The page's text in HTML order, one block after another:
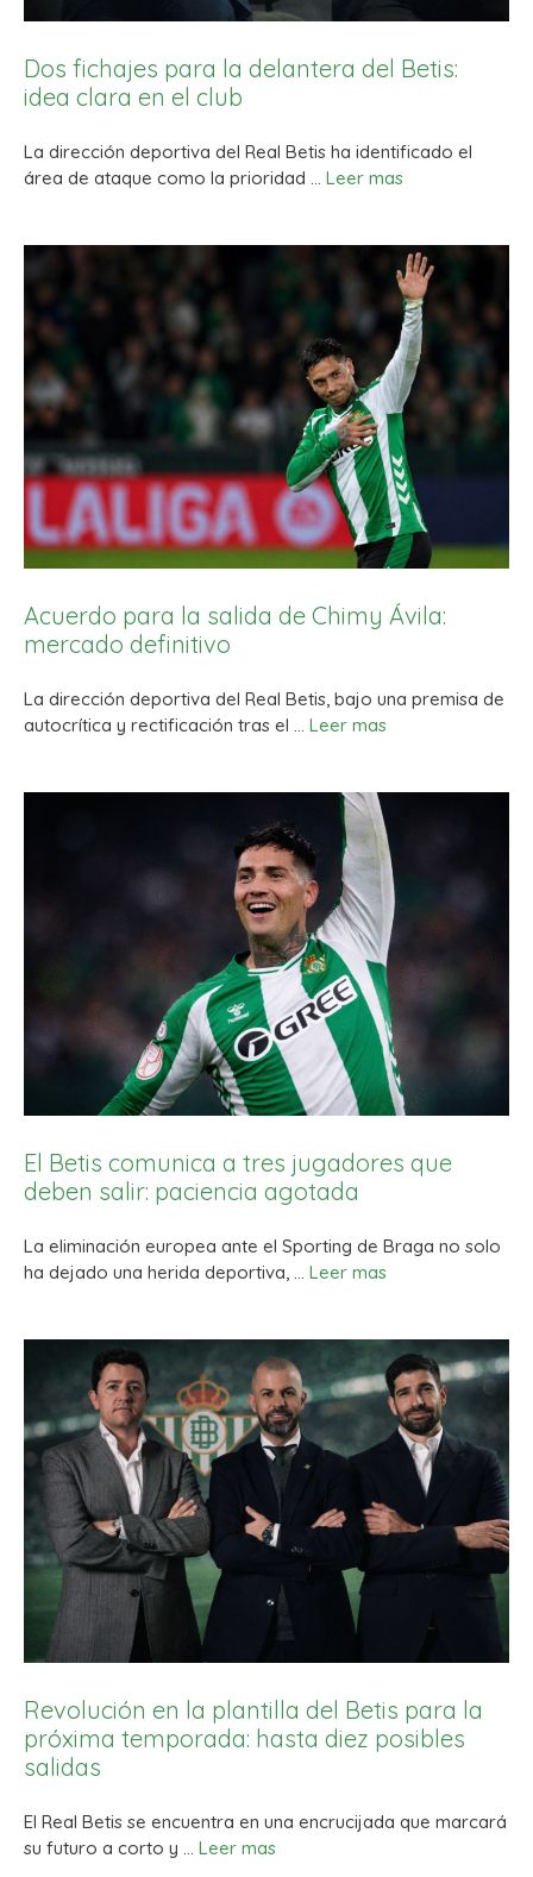
Dos fichajes para la delantera del Betis:
idea clara en el club
La dirección deportiva del Real Betis ha identificado el
área de ataque como la prioridad … Leer mas
Acuerdo para la salida de Chimy Ávila:
mercado definitivo
La dirección deportiva del Real Betis, bajo una premisa de
autocrítica y rectificación tras el … Leer mas
El Betis comunica a tres jugadores que
deben salir: paciencia agotada
La eliminación europea ante el Sporting de Braga no solo
ha dejado una herida deportiva, … Leer mas
Revolución en la plantilla del Betis para la
próxima temporada: hasta diez posibles
salidas
El Real Betis se encuentra en una encrucijada que marcará
su futuro a corto y … Leer mas